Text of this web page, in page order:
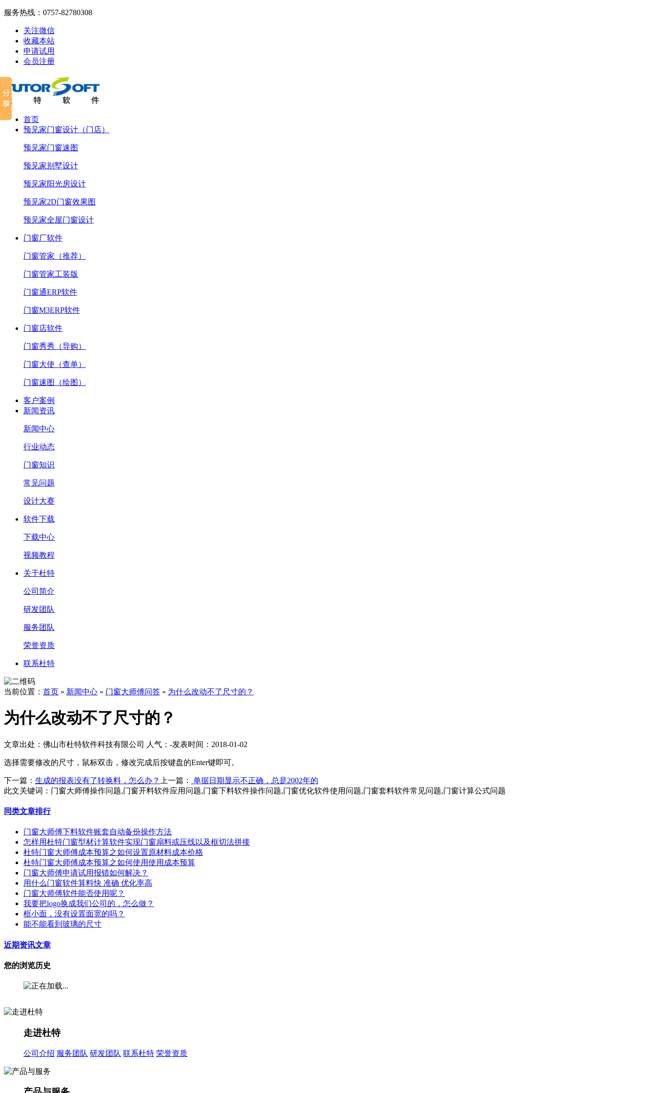
服务热线： 0757-82780308
关注微信
收藏本站
申请试用
会员注册
首页
预见家门窗设计（门店）
预见家门窗速图
预见家别墅设计
预见家阳光房设计
预见家2D门窗效果图
预见家全屋门窗设计
门窗厂软件
门窗管家（推荐）
门窗管家工装版
门窗通ERP软件
门窗M3ERP软件
门窗店软件
门窗秀秀（导购）
门窗大使（查单）
门窗速图（绘图）
客户案例
新闻资讯
新闻中心
行业动态
门窗知识
常见问题
设计大赛
软件下载
下载中心
视频教程
关于杜特
公司简介
研发团队
服务团队
荣誉资质
联系杜特
当前位置： 首页 » 新闻中心 » 门窗大师傅问答 » 为什么改动不了尺寸的？
为什么改动不了尺寸的？
文章出处：佛山市杜特软件科技有限公司 人气： -发表时间：2018-01-02
选择需要修改的尺寸，鼠标双击，修改完成后按键盘的Enter键即可。
下一篇： 生成的报表没有了转换料，怎么办？ 上一篇：
单据日期显示不正确，总是2002年的
此文关键词： 门窗大师傅操作问题,门窗开料软件应用问题,门窗下料软件操作问题,门窗优化软件使用问题,门窗套料软件常见问题,门窗计算公式问题
同类文章排行
门窗大师傅下料软件账套自动备份操作方法
怎样用杜特门窗型材计算软件实现门窗扇料或压线以及框切法拼接
杜特门窗大师傅成本预算之如何设置原材料成本价格
杜特门窗大师傅成本预算之如何使用使用成本预算
门窗大师傅申请试用报错如何解决？
用什么门窗软件算料快 准确 优化率高
门窗大师傅软件能否使用呢？
我要把logo换成我们公司的，怎么做？
框小面，没有设置面宽的吗？
能不能看到玻璃的尺寸
近期资讯文章
您的浏览历史
走进杜特
公司介绍 服务团队 研发团队 联系杜特 荣誉资质